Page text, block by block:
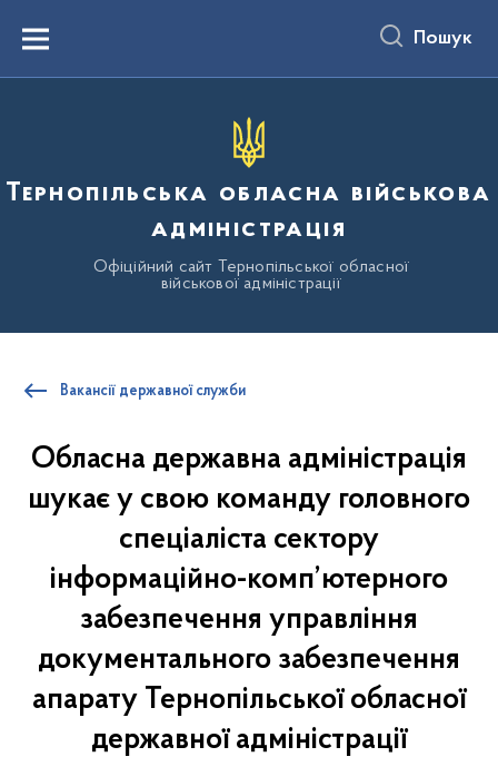
вмістуMenu Пошук
Тернопільська обласна військова
адміністрація
Офіційний сайт Тернопільської обласної
військової адміністрації
Вакансії державної служби
Обласна державна адміністрація
шукає у свою команду головного
спеціаліста сектору
інформаційно-комп’ютерного
забезпечення управління
документального забезпечення
апарату Тернопільської обласної
державної адміністрації